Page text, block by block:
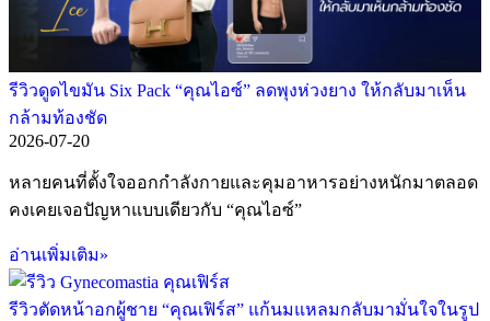
รีวิวดูดไขมัน Six Pack “คุณไอซ์” ลดพุงห่วงยาง ให้กลับมาเห็น
กล้ามท้องชัด
2026-07-20
หลายคนที่ตั้งใจออกกำลังกายและคุมอาหารอย่างหนักมาตลอด
คงเคยเจอปัญหาแบบเดียวกับ “คุณไอซ์”
อ่านเพิ่มเติม»
รีวิวตัดหน้าอกผู้ชาย “คุณเฟิร์ส” แก้นมแหลมกลับมามั่นใจในรูป